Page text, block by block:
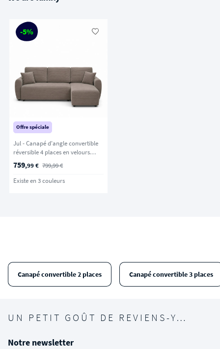
-5%
Offre spéciale
Jul - Canapé d'angle convertible
réversible 4 places en velours
759,99 € 799,99 €
Existe en 3 couleurs
Canapé convertible 2 places Canapé convertible 3 places
UN PETIT GOÛT DE REVIENS-Y…
Notre newsletter